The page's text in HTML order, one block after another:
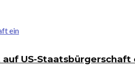
US-Staatsbürgerschaft